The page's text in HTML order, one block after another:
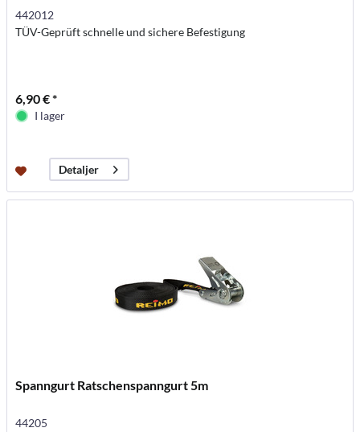
442012
TÜV-Geprüft schnelle und sichere Befestigung
6,90 € *
I lager
Detaljer
Spanngurt Ratschenspanngurt 5m
44205